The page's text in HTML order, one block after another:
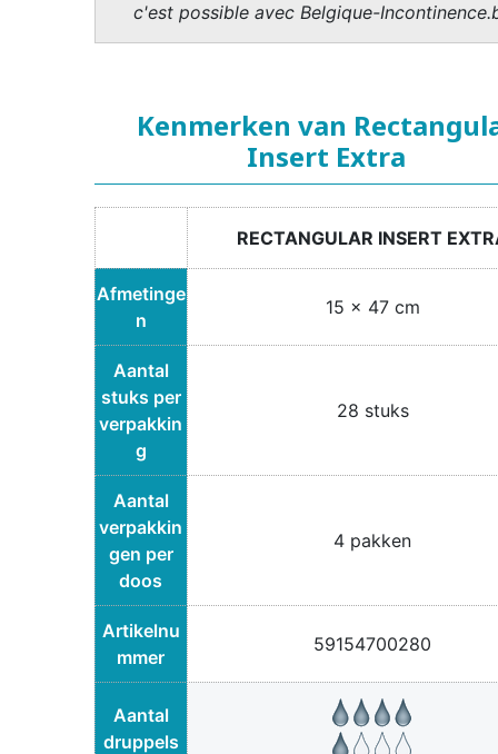
c'est possible avec Belgique-
Kenmerken van
Insert Extra
RECTANGULAR INSERT
Afmetinge
n
15 x 47 cm
Aantal
stuks per
verpakkin
g
28 stuks
Aantal
verpakkin
gen per
doos
4 pakken
Artikelnu
mmer
59154700280
Aantal
druppels